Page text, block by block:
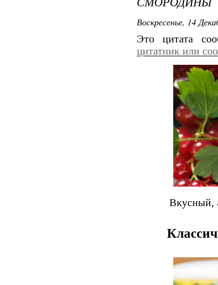
Воскресенье, 14
Это цитата
цитатник или
Вкусный,